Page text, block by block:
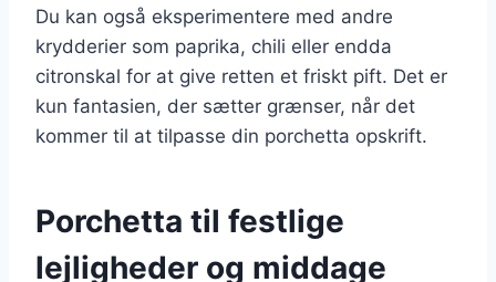
Du kan også eksperimentere med andre
krydderier som paprika, chili eller endda
citronskal for at give retten et friskt pift. Det er
kun fantasien, der sætter grænser, når det
kommer til at tilpasse din porchetta opskrift.
Porchetta til festlige
lejligheder og middage